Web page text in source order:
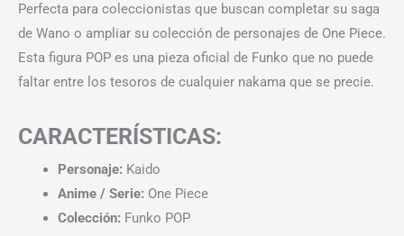
Perfecta para coleccionistas que buscan completar su saga
de Wano o ampliar su colección de personajes de One Piece.
Esta figura POP es una pieza oficial de Funko que no puede
faltar entre los tesoros de cualquier nakama que se precie.
CARACTERÍSTICAS:
Personaje: Kaido
Anime / Serie: One Piece
Colección: Funko POP